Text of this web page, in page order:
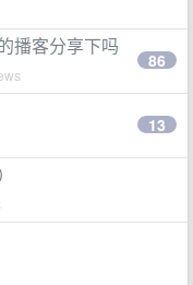
播客分享下吗
86
13